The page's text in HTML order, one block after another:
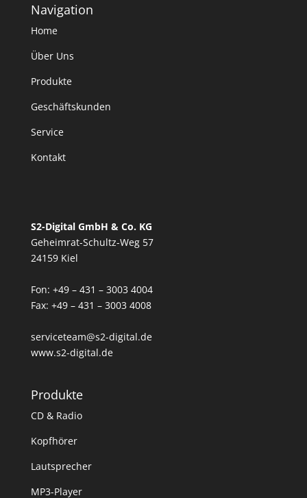
Navigation
Home
Über Uns
Produkte
Geschäftskunden
Service
Kontakt
S2-Digital GmbH & Co. KG
Geheimrat-Schultz-Weg 57
24159 Kiel
Fon: +49 – 431 – 3003 4004
Fax: +49 – 431 – 3003 4008
serviceteam@s2-digital.de
www.s2-digital.de
Produkte
CD & Radio
Kopfhörer
Lautsprecher
MP3-Player